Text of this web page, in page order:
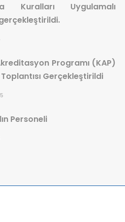
Kuralları Uygulamalı
Programı (KAP)
Toplantısı Gerçekleştirildi
Personeli